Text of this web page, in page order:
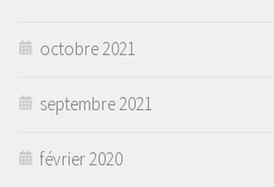
octobre 2021
septembre 2021
février 2020